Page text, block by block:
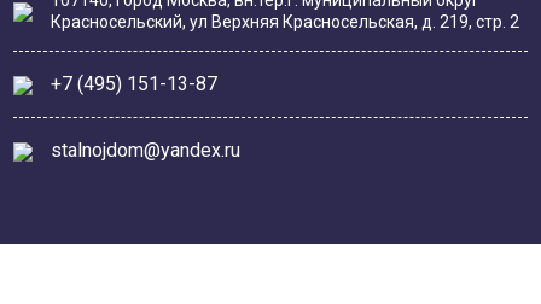
Красносельский, ул Верхняя Красносельская, д. 219, стр. 2
+7 (495) 151-13-87
stalnojdom@yandex.ru